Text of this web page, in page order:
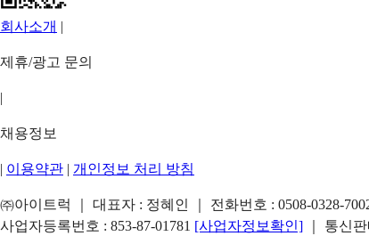
회사소개 |
제휴/광고 문의
|
채용정보
| 이용약관 | 개인정보 처리 방침
㈜아이트럭 ｜ 대표자 : 정혜인 ｜ 전화번호 : 0508-0328-
사업자등록번호 : 853-87-01781 [사업자정보확인]
｜ 통신